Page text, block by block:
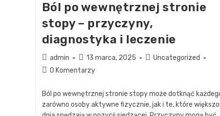
Ból po wewnętrznej stronie
stopy – przyczyny,
diagnostyka i leczenie
admin 13 marca, 2025
Uncategorized
0 Komentarzy
Ból po wewnętrznej stronie stopy może dotknąć
zarówno osoby aktywne fizycznie, jak i te, które